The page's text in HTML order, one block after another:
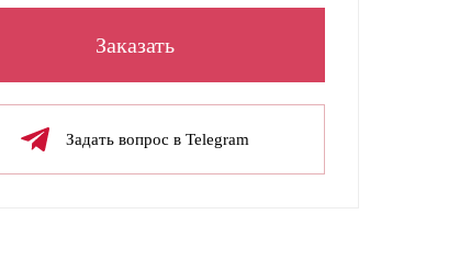
Заказать
Задать вопрос в Telegram